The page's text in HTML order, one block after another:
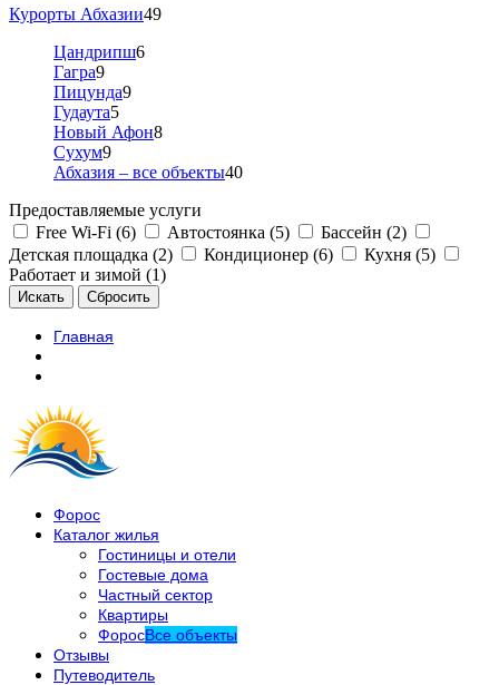
Курорты Абхазии49
Цандрипш6
Гагра9
Пицунда9
Гудаута5
Новый Афон8
Сухум9
Абхазия – все объекты40
Предоставляемые услуги
Free Wi-Fi (6)
Автостоянка (5)
Бассейн (2)
Детская площадка (2)
Кондиционер (6)
Кухня (5)
Работает и зимой (1)
Главная
Форос
Каталог жилья
Гостиницы и отели
Гостевые дома
Частный сектор
Квартиры
ФоросВсе объекты
Отзывы
Путеводитель